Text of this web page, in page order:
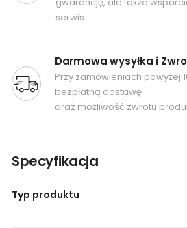
gwarancję, ale także
serwis.
Darmowa wysyłka i
Przy zamówieniach powyżej
bezpłatną dostawę
oraz możliwość zwrotu
Specyfikacja
Typ produktu